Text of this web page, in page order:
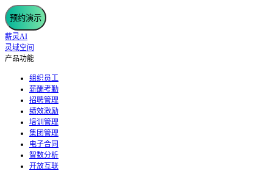
预约演示
薪灵AI
灵域空间
产品功能
组织员工
薪酬考勤
招聘管理
绩效激励
培训管理
集团管理
电子合同
智数分析
开放互联